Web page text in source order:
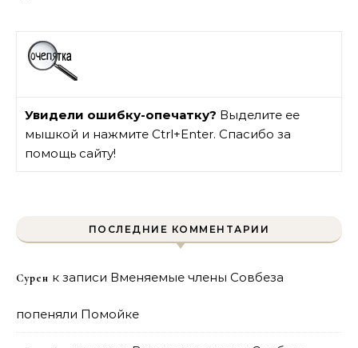
Увидели ошибку-опечатку? Выделите ее
мышкой и нажмите Ctrl+Enter. Спасибо за
помощь сайту!
ПОСЛЕДНИЕ КОММЕНТАРИИ
Сурен к записи Вменяемые члены Совбеза
попеняли Помойке